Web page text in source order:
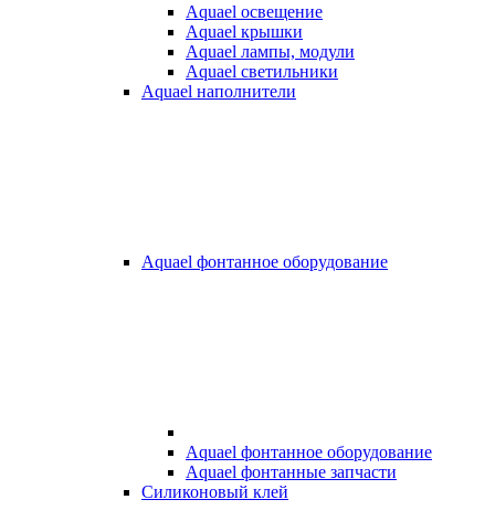
Aquael освещение
Aquael крышки
Aquael лампы, модули
Aquael светильники
Aquael наполнители
Aquael фонтанное оборудование
Aquael фонтанное оборудование
Aquael фонтанные запчасти
Силиконовый клей